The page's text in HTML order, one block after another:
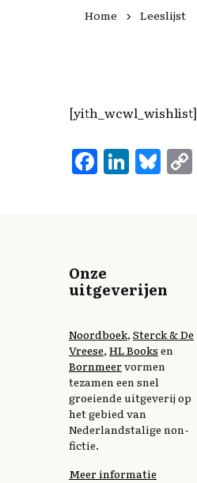
Home Leeslijst
[yith_wcwl_wishlist]
F
a
b
o
k
L
i
d
n
B
l
k
k
Onze
uitgeverijen
Noordboek, Sterck & De
Vreese, HL Books en
Bornmeervormen
tezamen een snel
groeiende uitgeverij op
het gebied van
Nederlandstalige non-
fictie.
Meer informatie